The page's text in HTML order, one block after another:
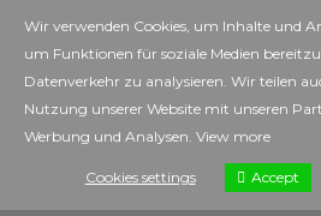
Wir verwenden Cookies, um Inhalte und
um Funktionen für soziale Medien
Datenverkehr zu analysieren. Wir teilen
Nutzung unserer Website mit unseren
Werbung und Analysen. View more
Cookies settings Accept